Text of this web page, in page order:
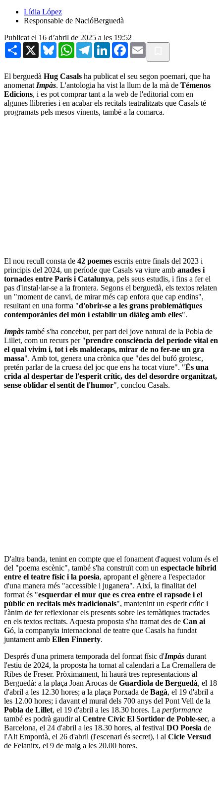
Lídia López
Responsable de NacióBerguedà
Publicat el 16 d’abril de 2025 a les 19:52
Share X BlueskyWhatsAppTelegramLinkedInFacebook
Email
El berguedà Hug Casals ha publicat el seu segon poemari, que ha
anomenat Impàs. L'antologia ha vist la llum de la mà de Témenos
Edicions, i es pot comprar tant a la web de l'editorial com en
algunes llibreries i en acabar els recitals teatralitzats que Casals té
programats pels mesos vinents, també a la comarca.
El nou recull consta de 42 poemes escrits entre finals del 2023 i
principis del 2024, un període que Casals va viure amb anades i
tornades entre París i Catalunya, pels seus estudis, i fins a fer el
pas d'instal·lar-se a la frontera. Segons el berguedà, els textos relaten
un "moment de canvi, de mirar més cap enfora que cap endins",
resultant en una forma "d'obrir-se a les grans problemàtiques
contemporànies del món i establir un diàleg amb elles".
Impàs també s'ha concebut, per part del jove natural de la Pobla de
Lillet, com un recurs per "prendre consciència del període vital en
el qual vivim i, tot i els maldecaps, mirar de no fer-ne un gra
massa". Amb tot, genera una crònica que "des del bufó grotesc,
pretén parlar de la cruesa del joc que ens ha tocat viure". "És una
crida al despertar de l'esperit crític, des del desordre organitzat,
sense oblidar el sentit de l'humor", conclou Casals.
D'altra banda, tenint en compte que el fonament d'aquest volum és el
del "poema escènic", també s'ha construït com un espectacle híbrid
entre el teatre físic i la poesia, apropant el gènere a l'espectador
d'una manera més "accessible i juganera". Així, la finalitat del
format és "esquerdar el mur que es crea entre el rapsode i el
públic en recitals més tradicionals", mantenint un esperit crític i
l'ànim de fer reflexionar els presents sobre les temàtiques tractades
en els textos recitats. Aquesta proposta s'ha tramat des de Can ai
Gó, la companyia internacional de teatre que Casals ha fundat
juntament amb Ellen Finnerty.
Després d'una primera temporada del format físic d'Impàs durant
l'estiu de 2024, la proposta ha tornat al calendari a La Cremallera de
Ribes de Freser. Pròximament, hi haurà tres representacions al
Berguedà: a la plaça Joan Arocas de Guardiola de Berguedà, el 18
d'abril a les 12.30 hores; a la plaça Porxada de Bagà, el 19 d'abril a
les 12.00 hores; i davant el mural dels 700 anys del Pont Vell de la
Pobla de Lillet, el 19 d'abril a les 18.30 hores. La performance
també es podrà gaudir al Centre Cívic El Sortidor de Poble-sec, a
Barcelona, el 24 d'abril a les 18.30 hores, al festival DO Poesia de
l'Alt Empordà, el 26 d'abril (l'escenari és secret), i al Cicle Versud
de Felanitx, el 9 de maig a les 20.00 hores.